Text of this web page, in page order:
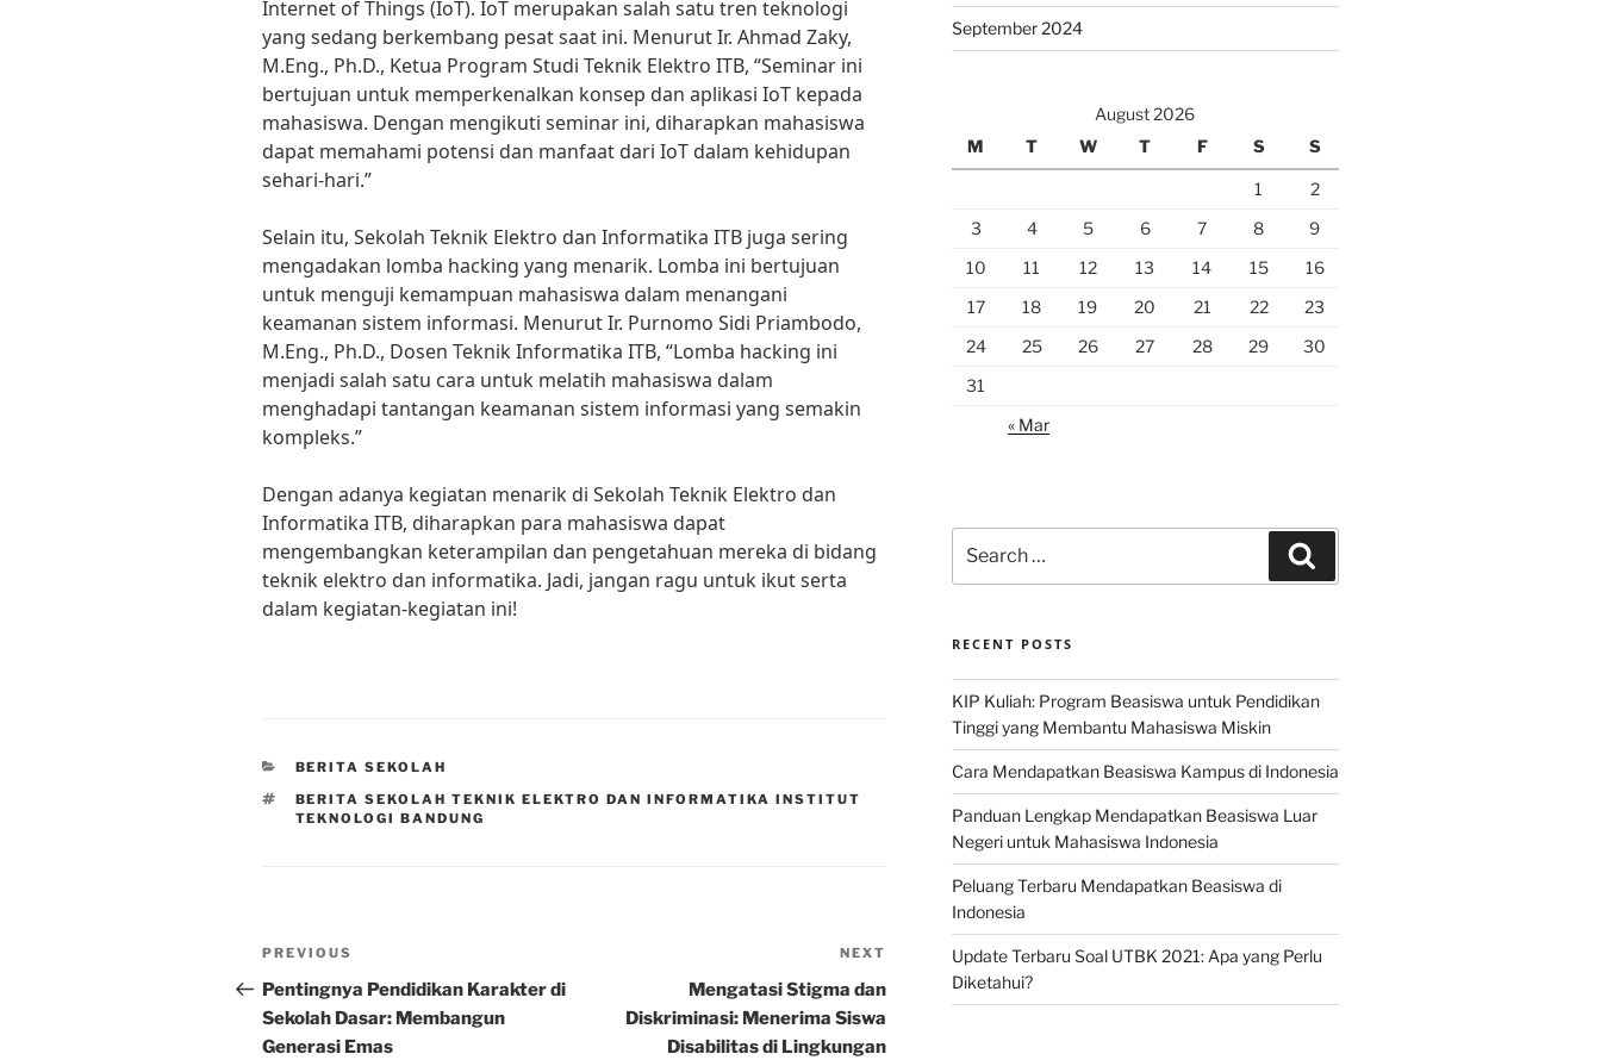
Internet of Things (IoT). IoT merupakan salah satu tren teknologi
yang sedang berkembang pesat saat ini. Menurut Ir. Ahmad Zaky,
M.Eng., Ph.D., Ketua Program Studi Teknik Elektro ITB, “Seminar ini
bertujuan untuk memperkenalkan konsep dan aplikasi IoT kepada
mahasiswa. Dengan mengikuti seminar ini, diharapkan mahasiswa
dapat memahami potensi dan manfaat dari IoT dalam kehidupan
sehari-hari.”
Selain itu, Sekolah Teknik Elektro dan Informatika ITB juga sering
mengadakan lomba hacking yang menarik. Lomba ini bertujuan
untuk menguji kemampuan mahasiswa dalam menangani
keamanan sistem informasi. Menurut Ir. Purnomo Sidi Priambodo,
M.Eng., Ph.D., Dosen Teknik Informatika ITB, “Lomba hacking ini
menjadi salah satu cara untuk melatih mahasiswa dalam
menghadapi tantangan keamanan sistem informasi yang semakin
kompleks.”
Dengan adanya kegiatan menarik di Sekolah Teknik Elektro dan
Informatika ITB, diharapkan para mahasiswa dapat
mengembangkan keterampilan dan pengetahuan mereka di bidang
teknik elektro dan informatika. Jadi, jangan ragu untuk ikut serta
dalam kegiatan-kegiatan ini!
CATEGORIES
BERITA SEKOLAH
TAGS
BERITA SEKOLAH TEKNIK ELEKTRO DAN INFORMATIKA INSTITUT
TEKNOLOGI BANDUNG
Post
navigation
Previous
Post
PREVIOUS
Pentingnya Pendidikan Karakter di
Sekolah Dasar: Membangun
Generasi Emas
Post
NEXT
Mengatasi Stigma dan
Diskriminasi: Menerima Siswa
Disabilitas di Lingkungan
September 2024
August 2026
M
T W T F S S
1
2
3
4 5 6 7 8
9
10
11 12 13 14 15
16
17
18 19 20 21 22
23
24
25 26 27 28 29
30
31
« Mar
for:
RECENT POSTS
KIP Kuliah: Program Beasiswa untuk Pendidikan
Tinggi yang Membantu Mahasiswa Miskin
Cara Mendapatkan Beasiswa Kampus di Indonesia
Panduan Lengkap Mendapatkan Beasiswa Luar
Negeri untuk Mahasiswa Indonesia
Peluang Terbaru Mendapatkan Beasiswa di
Indonesia
Update Terbaru Soal UTBK 2021: Apa yang Perlu
Diketahui?